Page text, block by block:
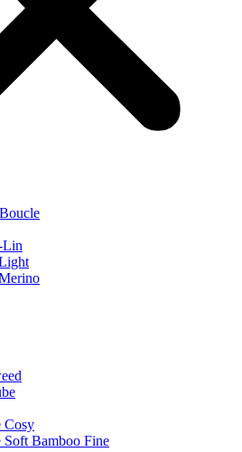
Lin
Cosy
Soft Bamboo Fine